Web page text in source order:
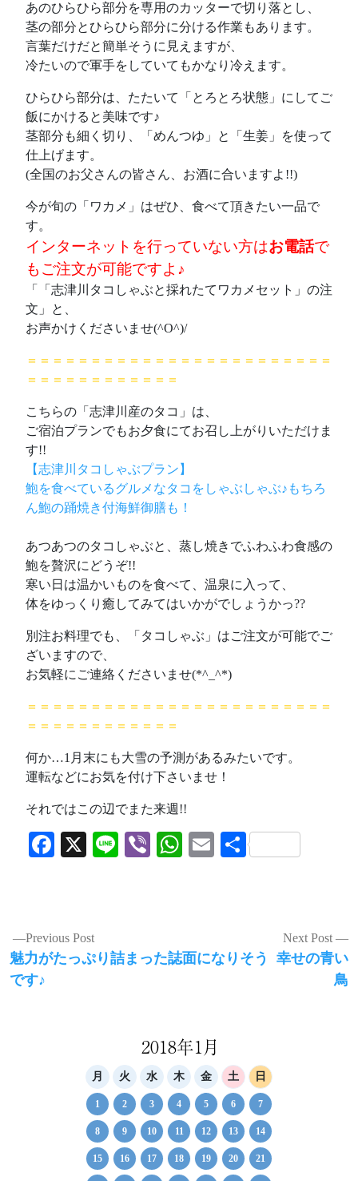
あのひらひら部分を専用のカッターで切り落とし、
茎の部分とひらひら部分に分ける作業もあります。
言葉だけだと簡単そうに見えますが、
冷たいので軍手をしていてもかなり冷えます。
ひらひら部分は、たたいて「とろとろ状態」にしてご
飯にかけると美味です♪
茎部分も細く切り、「めんつゆ」と「生姜」を使って
仕上げます。
(全国のお父さんの皆さん、お酒に合いますよ!!)
今が旬の「ワカメ」はぜひ、食べて頂きたい一品で
す。
インターネットを行っていない方はお電話で
もご注文が可能ですよ♪
「「志津川タコしゃぶと採れたてワカメセット」の注
文」と、
お声かけくださいませ(^O^)/
＝＝＝＝＝＝＝＝＝＝＝＝＝＝＝＝＝＝＝＝＝＝＝＝
＝＝＝＝＝＝＝＝＝＝＝＝
こちらの「志津川産のタコ」は、
ご宿泊プランでもお夕食にてお召し上がりいただけま
す!!
【志津川タコしゃぶプラン】
鮑を食べているグルメなタコをしゃぶしゃぶ♪もちろ
ん鮑の踊焼き付海鮮御膳も！
あつあつのタコしゃぶと、蒸し焼きでふわふわ食感の
鮑を贅沢にどうぞ!!
寒い日は温かいものを食べて、温泉に入って、
体をゆっくり癒してみてはいかがでしょうかっ??
別注お料理でも、「タコしゃぶ」はご注文が可能でご
ざいますので、
お気軽にご連絡くださいませ(*^_^*)
＝＝＝＝＝＝＝＝＝＝＝＝＝＝＝＝＝＝＝＝＝＝＝＝
＝＝＝＝＝＝＝＝＝＝＝＝
何か…1月末にも大雪の予測があるみたいです。
運転などにお気を付け下さいませ！
それではこの辺でまた来週!!
Facebook
X LineViberWhatsApp
Email
共
投
稿
ナ
Previous Post
Previous
post:
魅力がたっぷり詰まった誌面になりそう
です♪
Next Post
Next
幸せの青い
鳥
2018年1月
月 火 水 木 金 土 日
1 2 3 4 5 6 7
8 9 10 11 12 13 14
15 16 17 18 19 20 21